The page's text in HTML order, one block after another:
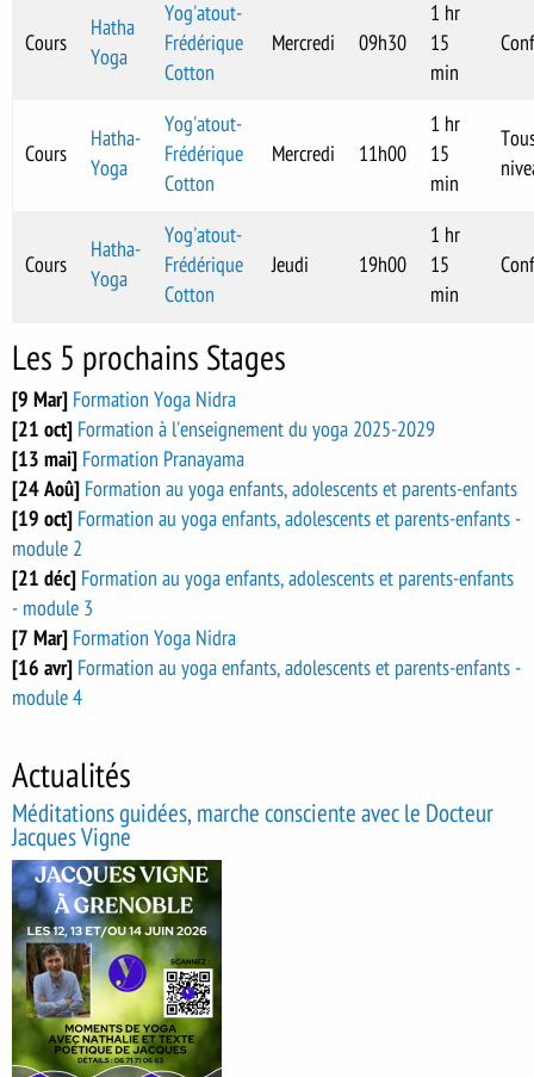
Cours
Hatha
Yoga
Yog'atout-
Frédérique
Cotton
Mercredi 09h30
1 hr
15
min
Cours
Hatha-
Yoga
Yog'atout-
Frédérique
Cotton
Mercredi 11h00
1 hr
15
min
Cours
Hatha-
Yoga
Yog'atout-
Frédérique
Cotton
Jeudi 19h00
1 hr
15
min
Les 5 prochains Stages
[9 Mar] Formation Yoga Nidra
[21 oct] Formation à l'enseignement du yoga 2025-2029
[13 mai] Formation Pranayama
[24 Aoû] Formation au yoga enfants, adolescents et parents-enfants
[19 oct] Formation au yoga enfants, adolescents et parents-enfants -
module 2
[21 déc] Formation au yoga enfants, adolescents et parents-enfants
- module 3
[7 Mar] Formation Yoga Nidra
[16 avr] Formation au yoga enfants, adolescents et parents-enfants -
module 4
Actualités
Méditations guidées, marche consciente avec le Docteur
Jacques Vigne